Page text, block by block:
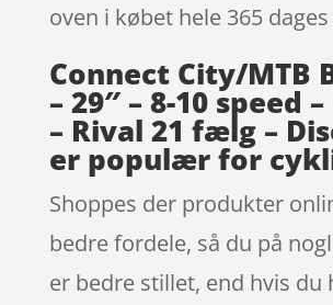
oven i købet hele 365
Connect City/MTB
– 29″ – 8-10 speed
– Rival 21 fælg –
er populær for
Shoppes der produkter
bedre fordele, så du på
er bedre stillet, end hvis du